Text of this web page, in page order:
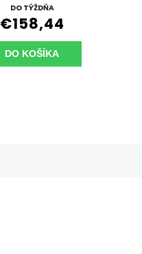
DO TÝŽDŇA
€158,44
DO KOŠÍKA